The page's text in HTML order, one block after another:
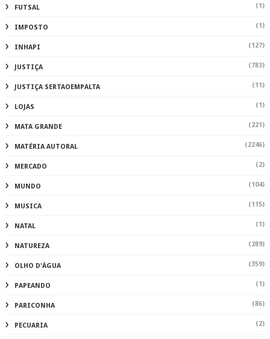
FUTSAL (1)
IMPOSTO (1)
INHAPI (127)
JUSTIÇA (783)
JUSTIÇA SERTAOEMPALTA (11)
LOJAS (1)
MATA GRANDE (221)
MATÉRIA AUTORAL (2246)
MERCADO (2)
MUNDO (104)
MUSICA (115)
NATAL (1)
NATUREZA (289)
OLHO D'ÁGUA (359)
PAPEANDO (1)
PARICONHA (86)
PECUARIA (2)